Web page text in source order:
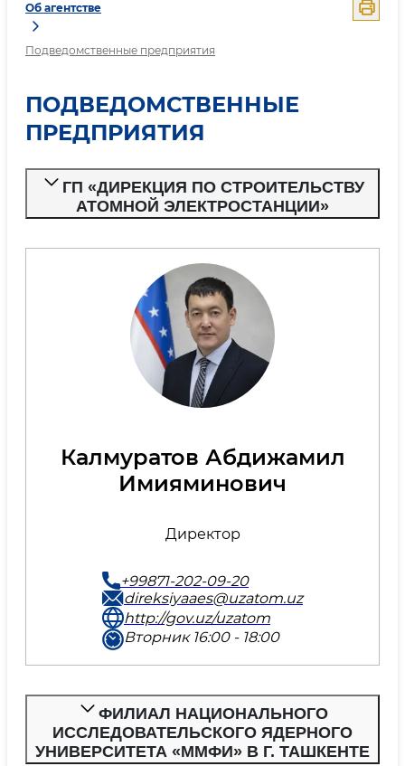
Об агентстве
Подведомственные предприятия
ПОДВЕДОМСТВЕННЫЕ
ПРЕДПРИЯТИЯ
ГП «ДИРЕКЦИЯ ПО СТРОИТЕЛЬСТВУ
АТОМНОЙ ЭЛЕКТРОСТАНЦИИ»
Калмуратов Абдижамил
Имияминович
Директор
+99871-202-09-20
direksiyaaes@uzatom.uz
http://gov.uz/uzatom
Вторник 16:00 - 18:00
ФИЛИАЛ НАЦИОНАЛЬНОГО
ИССЛЕДОВАТЕЛЬСКОГО ЯДЕРНОГО
УНИВЕРСИТЕТА «ММФИ» В Г. ТАШКЕНТЕ